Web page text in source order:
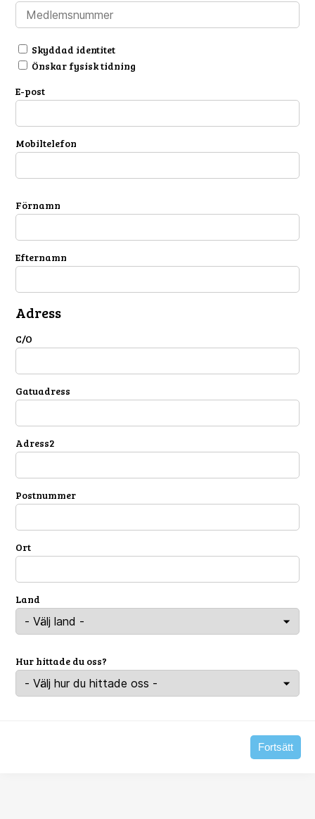
Skyddad identitet
Önskar fysisk tidning
E-post
Mobiltelefon
Förnamn
Efternamn
Adress
C/O
Gatuadress
Adress2
Postnummer
Ort
Land
Hur hittade du oss?
Fortsätt